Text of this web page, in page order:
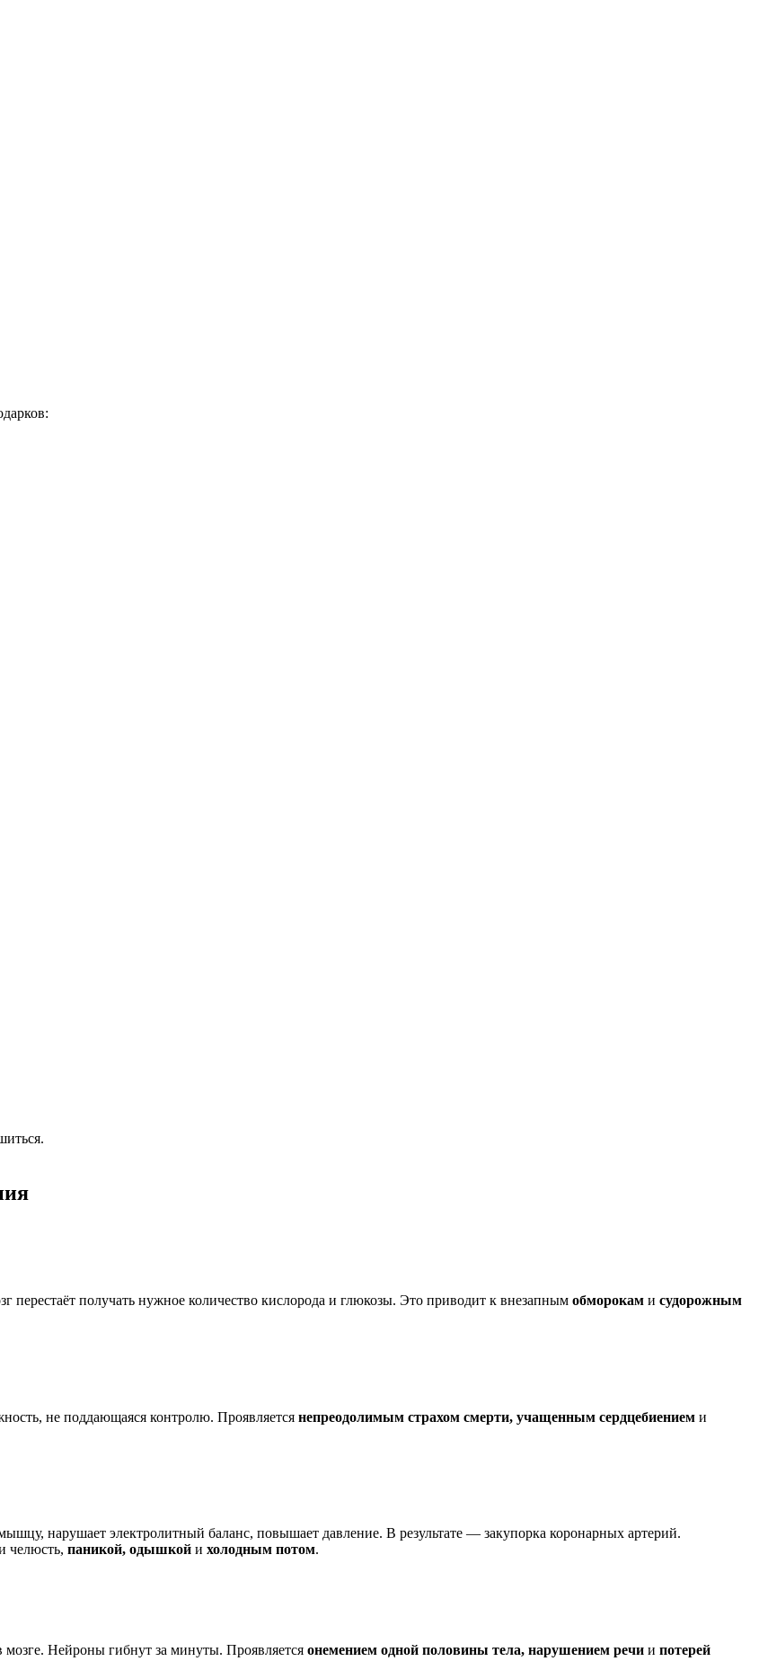
перестаёт получать нужное количество кислорода и глюкозы. Это приводит к внезапным обморокам и судорожным
не поддающаяся контролю. Проявляется непреодолимым страхом смерти, учащенным сердцебиением и
нарушает электролитный баланс, повышает давление. В результате — закупорка коронарных артерий.
челюсть, паникой, одышкой и холодным потом.
мозге. Нейроны гибнут за минуты. Проявляется онемением одной половины тела, нарушением речи и потерей